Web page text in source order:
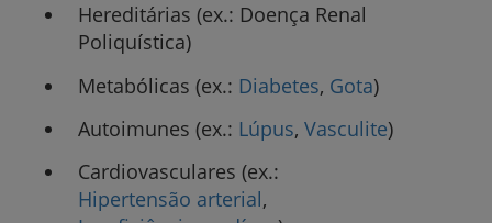
Hereditárias (ex.: Doença Renal
Poliquística)
Metabólicas (ex.: Diabetes, Gota)
Autoimunes (ex.: Lúpus, Vasculite)
Cardiovasculares (ex.:
Hipertensão arterial,